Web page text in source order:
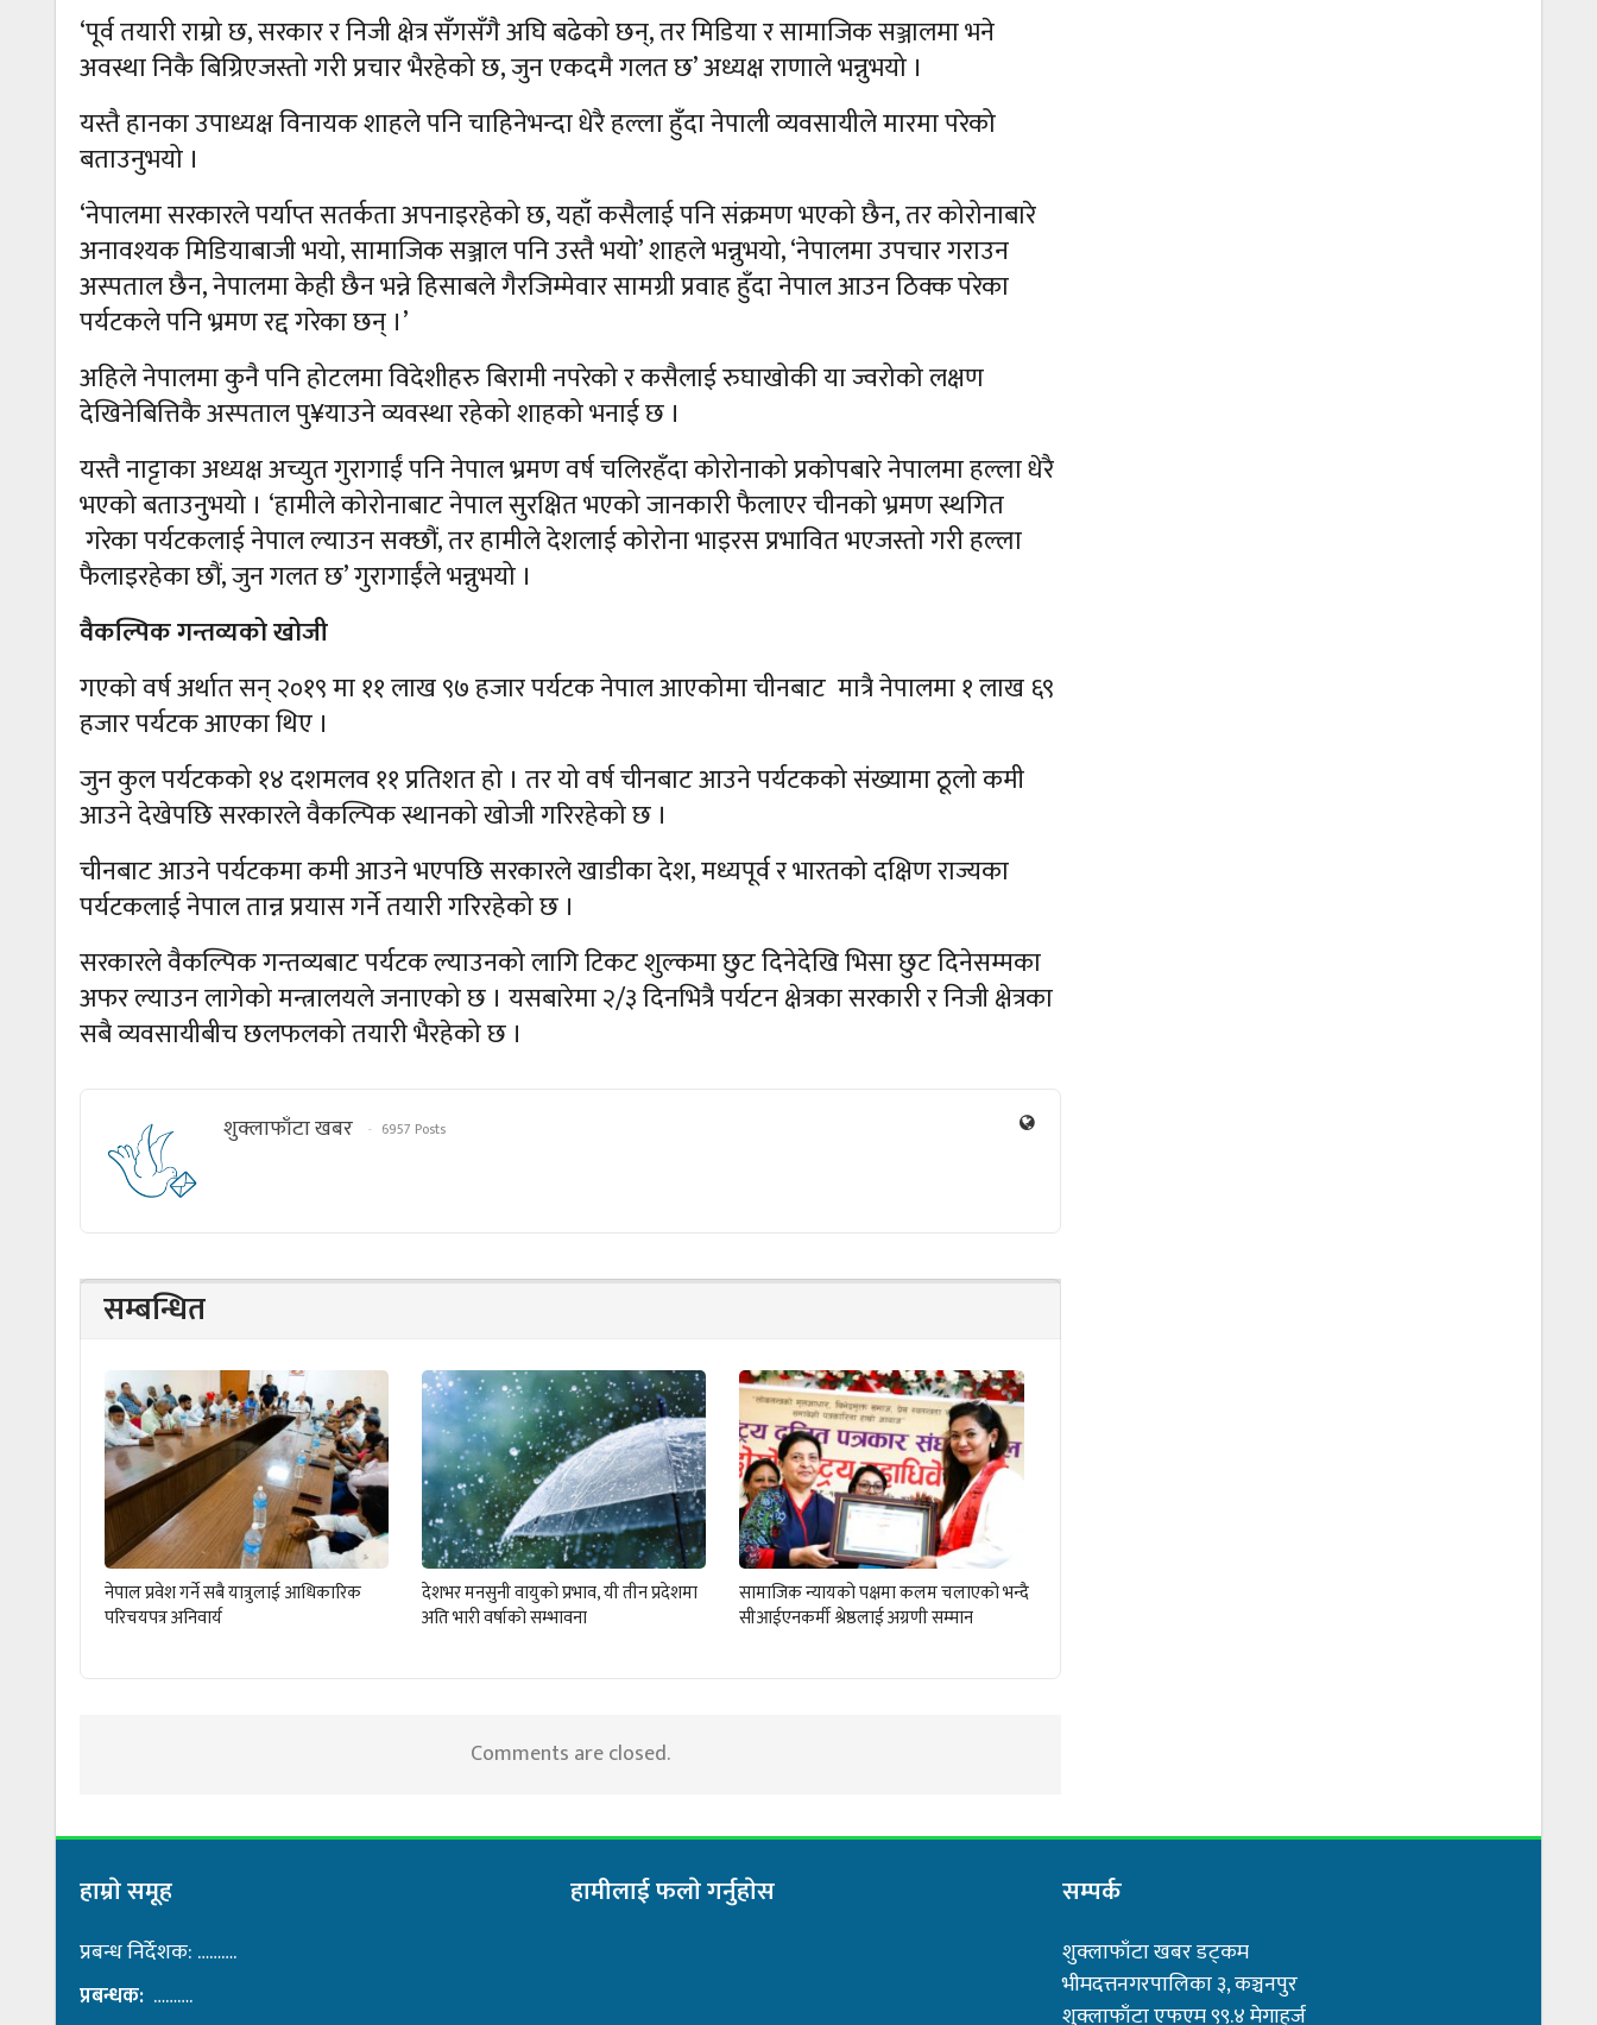
‘पूर्व तयारी राम्रो छ, सरकार र निजी क्षेत्र सँगसँगै अघि बढेको छन्, तर मिडिया र सामाजिक सञ्जालमा भने
अवस्था निकै बिग्रिएजस्तो गरी प्रचार भैरहेको छ, जुन एकदमै गलत छ’ अध्यक्ष राणाले भन्नुभयो ।
यस्तै हानका उपाध्यक्ष विनायक शाहले पनि चाहिनेभन्दा धेरै हल्ला हुँदा नेपाली व्यवसायीले मारमा परेको
बताउनुभयो ।
‘नेपालमा सरकारले पर्याप्त सतर्कता अपनाइरहेको छ, यहाँ कसैलाई पनि संक्रमण भएको छैन, तर कोरोनाबारे
अनावश्यक मिडियाबाजी भयो, सामाजिक सञ्जाल पनि उस्तै भयो’ शाहले भन्नुभयो, ‘नेपालमा उपचार गराउन
अस्पताल छैन, नेपालमा केही छैन भन्ने हिसाबले गैरजिम्मेवार सामग्री प्रवाह हुँदा नेपाल आउन ठिक्क परेका
पर्यटकले पनि भ्रमण रद्द गरेका छन् ।’
अहिले नेपालमा कुनै पनि होटलमा विदेशीहरु बिरामी नपरेको र कसैलाई रुघाखोकी या ज्वरोको लक्षण
देखिनेबित्तिकै अस्पताल पु¥याउने व्यवस्था रहेको शाहको भनाई छ ।
यस्तै नाट्टाका अध्यक्ष अच्युत गुरागाईं पनि नेपाल भ्रमण वर्ष चलिरहँदा कोरोनाको प्रकोपबारे नेपालमा हल्ला धेरै
भएको बताउनुभयो । ‘हामीले कोरोनाबाट नेपाल सुरक्षित भएको जानकारी फैलाएर चीनको भ्रमण स्थगित
गरेका पर्यटकलाई नेपाल ल्याउन सक्छौं, तर हामीले देशलाई कोरोना भाइरस प्रभावित भएजस्तो गरी हल्ला
फैलाइरहेका छौं, जुन गलत छ’ गुरागाईंले भन्नुभयो ।
वैकल्पिक गन्तव्यको खोजी
गएको वर्ष अर्थात सन् २०१९ मा ११ लाख ९७ हजार पर्यटक नेपाल आएकोमा चीनबाट मात्रै नेपालमा १ लाख ६९
हजार पर्यटक आएका थिए ।
जुन कुल पर्यटकको १४ दशमलव ११ प्रतिशत हो । तर यो वर्ष चीनबाट आउने पर्यटकको संख्यामा ठूलो कमी
आउने देखेपछि सरकारले वैकल्पिक स्थानको खोजी गरिरहेको छ ।
चीनबाट आउने पर्यटकमा कमी आउने भएपछि सरकारले खाडीका देश, मध्यपूर्व र भारतको दक्षिण राज्यका
पर्यटकलाई नेपाल तान्न प्रयास गर्ने तयारी गरिरहेको छ ।
सरकारले वैकल्पिक गन्तव्यबाट पर्यटक ल्याउनको लागि टिकट शुल्कमा छुट दिनेदेखि भिसा छुट दिनेसम्मका
अफर ल्याउन लागेको मन्त्रालयले जनाएको छ । यसबारेमा २/३ दिनभित्रै पर्यटन क्षेत्रका सरकारी र निजी क्षेत्रका
सबै व्यवसायीबीच छलफलको तयारी भैरहेको छ ।
शुक्लाफाँटा खबर 6957 Posts
सम्बन्धित
नेपाल प्रवेश गर्ने सबै यात्रुलाई आधिकारिक
परिचयपत्र अनिवार्य
देशभर मनसुनी वायुको प्रभाव, यी तीन प्रदेशमा
अति भारी वर्षाको सम्भावना
सामाजिक न्यायको पक्षमा कलम चलाएको भन्दै
सीआईएनकर्मी श्रेष्ठलाई अग्रणी सम्मान
Comments are closed.
हाम्राे समूह
प्रबन्ध निर्देशक: ……….
प्रबन्धक: ……….
हामीलाई फलाे गर्नुहाेस सम्पर्क
शुक्लाफाँटा खबर डट्कम
भीमदत्तनगरपालिका ३, कञ्चनपुर
शुक्लाफाँटा एफएम ९९.४ मेगाहर्ज